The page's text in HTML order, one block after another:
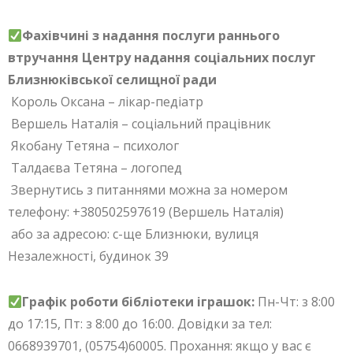
Фахівчині з надання послуги раннього
втручання Центру надання соціальних послуг
Близнюківської селищної ради
Король Оксана – лікар-педіатр
Вершель Наталія – соціальний працівник
Якобану Тетяна – психолог
Талдаєва Тетяна – логопед
Звернутись з питаннями можна за номером
телефону: +380502597619 (Вершель Наталія)
або за адресою: с-ще Близнюки, вулиця
Незалежності, будинок 39
Графік роботи бібліотеки іграшок: Пн-Чт: з 8:00
до 17:15, Пт: з 8:00 до 16:00. Довідки за тел:
0668939701, (05754)60005. Прохання: якщо у вас є